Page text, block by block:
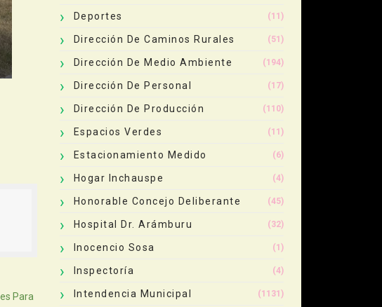
Para
Deportes (11)
Dirección De Caminos Rurales (51)
Dirección De Medio Ambiente (194)
Dirección De Personal (17)
Dirección De Producción (110)
Espacios Verdes (11)
Estacionamiento Medido (6)
Hogar Inchauspe (4)
Honorable Concejo Deliberante (45)
Hospital Dr. Arámburu (32)
Inocencio Sosa (1)
Inspectoría (4)
Intendencia Municipal (1131)